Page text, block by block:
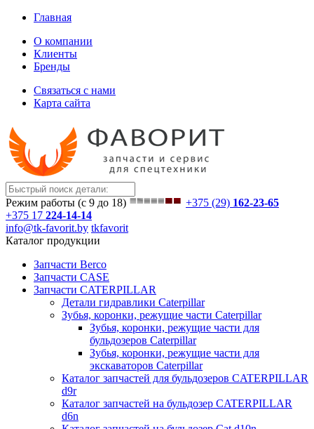
Главная
О компании
Клиенты
Бренды
Связаться с нами
Карта сайта
Режим работы (с 9 до 18) +375 (29) 162-23-65
+375 17 224-14-14
info@tk-favorit.by tkfavorit
Каталог продукции
Запчасти Berco
Запчасти CASE
Запчасти CATERPILLAR
Детали гидравлики Caterpillar
Зубья, коронки, режущие части Caterpillar
Зубья, коронки, режущие части для
бульдозеров Caterpillar
Зубья, коронки, режущие части для
экскаваторов Caterpillar
Каталог запчастей для бульдозеров CATERPILLAR
d9r
Каталог запчастей на бульдозер CATERPILLAR
d6n